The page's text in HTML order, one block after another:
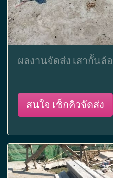
ผลงานจัดส่ง เสากั้นล้อ
สนใจ เช็กคิวจัดส่ง